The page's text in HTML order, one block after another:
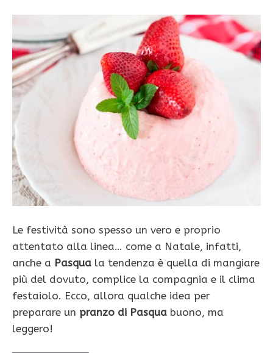
Le festività sono spesso un vero e proprio
attentato alla linea… come a Natale, infatti,
anche a Pasqua la tendenza è quella di mangiare
più del dovuto, complice la compagnia e il clima
festaiolo. Ecco, allora qualche idea per
preparare un pranzo di Pasqua buono, ma
leggero!